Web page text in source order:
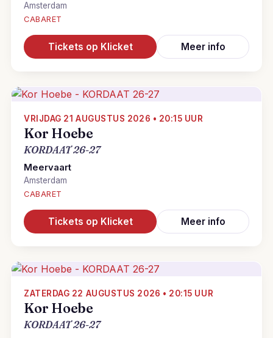
Amsterdam
CABARET
Tickets op Klicket Meer info
VRIJDAG 21 AUGUSTUS 2026 • 20:15 UUR
Kor Hoebe
KORDAAT 26-27
Meervaart
Amsterdam
CABARET
Tickets op Klicket Meer info
ZATERDAG 22 AUGUSTUS 2026 • 20:15 UUR
Kor Hoebe
KORDAAT 26-27